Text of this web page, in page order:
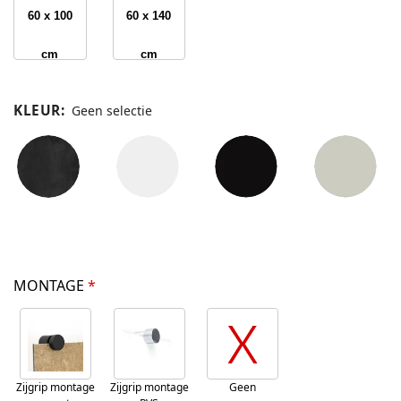
60 x 100
cm
60 x 140
cm
KLEUR: Geen selectie
MONTAGE *
Zijgrip montage
Zijgrip montage
Geen